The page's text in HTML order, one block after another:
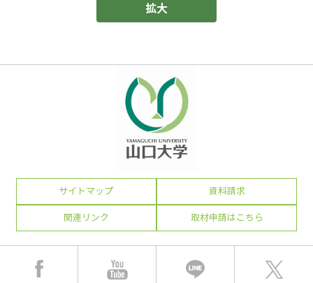
拡大
サイトマップ 資料請求
関連リンク 取材申請はこちら